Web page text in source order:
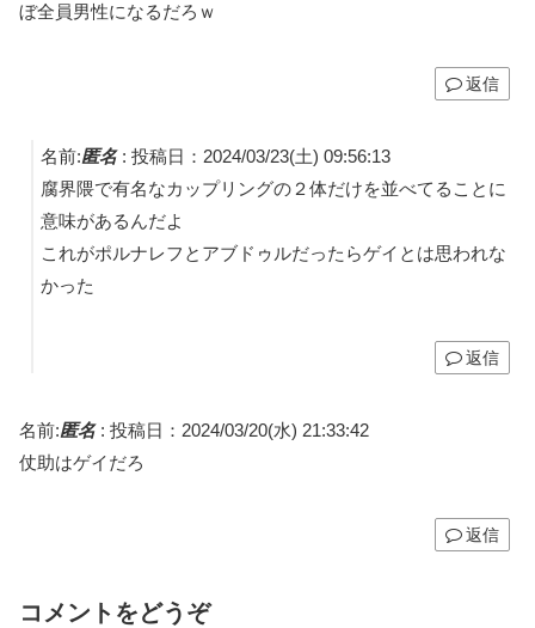
ぼ全員男性になるだろｗ
返信
名前:匿名: 投稿日：2024/03/23(土) 09:56:13
腐界隈で有名なカップリングの２体だけを並べてることに
意味があるんだよ
これがポルナレフとアブドゥルだったらゲイとは思われな
かった
返信
名前:匿名: 投稿日：2024/03/20(水) 21:33:42
仗助はゲイだろ
返信
コメントをどうぞ